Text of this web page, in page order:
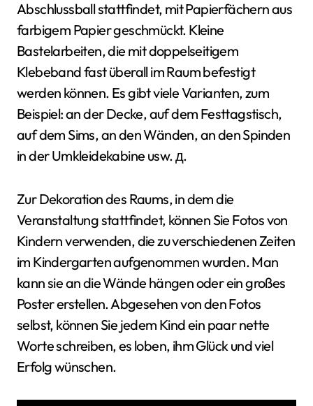
Abschlussball stattfindet, mit Papierfächern aus
farbigem Papier geschmückt. Kleine
Bastelarbeiten, die mit doppelseitigem
Klebeband fast überall im Raum befestigt
werden können. Es gibt viele Varianten, zum
Beispiel: an der Decke, auf dem Festtagstisch,
auf dem Sims, an den Wänden, an den Spinden
in der Umkleidekabine usw. д.
Zur Dekoration des Raums, in dem die
Veranstaltung stattfindet, können Sie Fotos von
Kindern verwenden, die zu verschiedenen Zeiten
im Kindergarten aufgenommen wurden. Man
kann sie an die Wände hängen oder ein großes
Poster erstellen. Abgesehen von den Fotos
selbst, können Sie jedem Kind ein paar nette
Worte schreiben, es loben, ihm Glück und viel
Erfolg wünschen.